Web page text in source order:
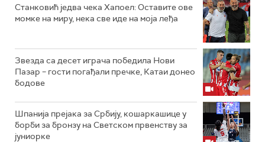
Станковић једва чека Хапоел: Оставите ове
момке на миру, нека све иде на моја леђа
Звезда са десет играча победила Нови
Пазар – гости погађали пречке, Катаи донео
бодове
Шпанија прејакa за Србију, кошаркашице у
борби за бронзу на Светском првенству за
јуниорке